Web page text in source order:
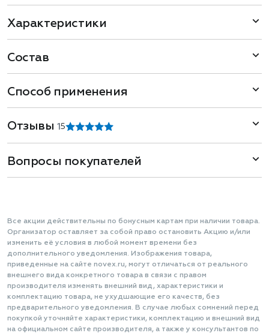
Характеристики
Состав
Способ применения
Отзывы1 5
Вопросы покупателей
Все акции действительны по бонусным картам при наличии товара.
Организатор оставляет за собой право остановить Акцию и/или
изменить её условия в любой момент времени без
дополнительного уведомления. Изображения товара,
приведенные на сайте novex.ru, могут отличаться от реального
внешнего вида конкретного товара в связи с правом
производителя изменять внешний вид, характеристики и
комплектацию товара, не ухудшающие его качеств, без
предварительного уведомления. В случае любых сомнений перед
покупкой уточняйте характеристики, комплектацию и внешний вид
на официальном сайте производителя, а также у консультантов по